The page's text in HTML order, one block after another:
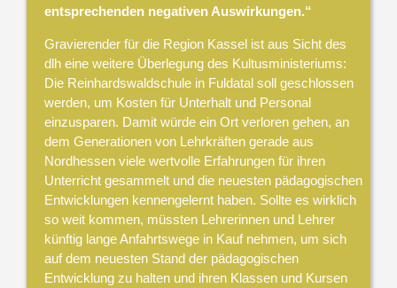
entsprechenden negativen Auswirkungen.“
Gravierender für die Region Kassel ist aus Sicht des
dlh eine weitere Überlegung des Kultusministeriums:
Die Reinhardswaldschule in Fuldatal soll geschlossen
werden, um Kosten für Unterhalt und Personal
einzusparen. Damit würde ein Ort verloren gehen, an
dem Generationen von Lehrkräften gerade aus
Nordhessen viele wertvolle Erfahrungen für ihren
Unterricht gesammelt und die neuesten pädagogischen
Entwicklungen kennengelernt haben. Sollte es wirklich
so weit kommen, müssten Lehrerinnen und Lehrer
künftig lange Anfahrtswege in Kauf nehmen, um sich
auf dem neuesten Stand der pädagogischen
Entwicklung zu halten und ihren Klassen und Kursen